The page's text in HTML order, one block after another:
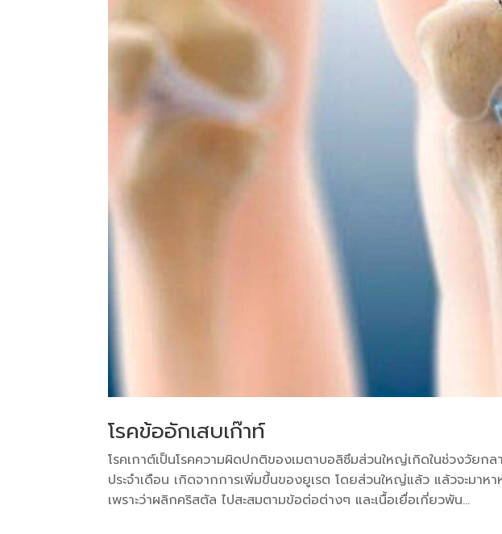
โรคข้ออักเสบเก๊าท์
โรคเกาต์เป็นโรคความผิดปกติของเมตาบอลิซึมส่วนใหญ่เกิดในช่วงวัย
ประจำเดือน เกิดจากการเพิ่มขึ้นของยูเรต โดยส่วนใหญ่แล้ว แล้วจะมา
เพราะว่าผลิกคริสตัล ไปสะสมตามข้อต่อต่างๆ และเนื้อเยื่อเกี่ยวพัน...